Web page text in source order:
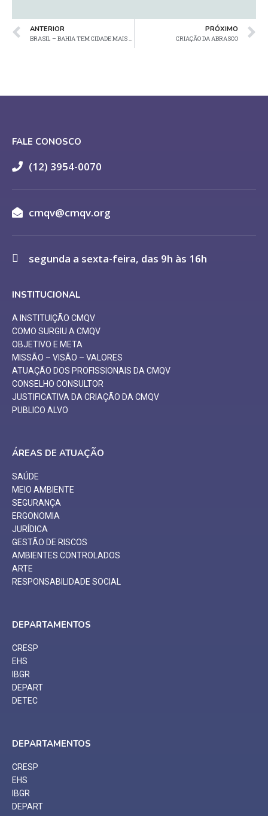
ANTERIOR PRÓXIMO
CRIAÇÃO DA ABRASCO
FALE CONOSCO
(12) 3954-0070
cmqv@cmqv.org
segunda a sexta-feira, das 9h às 16h
INSTITUCIONAL
A INSTITUIÇÃO CMQV
COMO SURGIU A CMQV
OBJETIVO E META
MISSÃO – VISÃO – VALORES
ATUAÇÃO DOS PROFISSIONAIS DA CMQV
CONSELHO CONSULTOR
JUSTIFICATIVA DA CRIAÇÃO DA CMQV
PUBLICO ALVO
ÁREAS DE ATUAÇÃO
SAÚDE
MEIO AMBIENTE
SEGURANÇA
ERGONOMIA
JURÍDICA
GESTÃO DE RISCOS
AMBIENTES CONTROLADOS
ARTE
RESPONSABILIDADE SOCIAL
DEPARTAMENTOS
CRESP
EHS
IBGR
DEPART
DETEC
DEPARTAMENTOS
CRESP
EHS
IBGR
DEPART